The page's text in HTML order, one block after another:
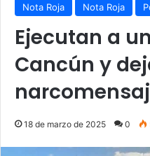
Nota Roja Nota Roja
Ejecutan a
Cancún y
18 de marzo de 2025 0